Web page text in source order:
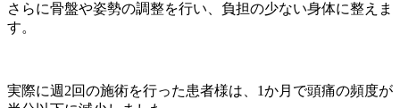
さらに骨盤や姿勢の調整を行い、負担の少ない身体に整えま
す。
実際に週2回の施術を行った患者様は、1か月で頭痛の頻度が